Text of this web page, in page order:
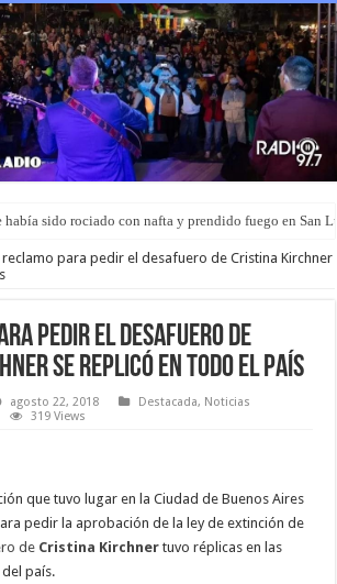
sido rociado con nafta y prendido fuego en San
reclamo para pedir el desafuero de Cristina Kirchner
pedir el desafuero de
se replicó en todo el país
agosto 22, 2018 Destacada, Noticias
319 Views
que tuvo lugar en la Ciudad de Buenos Aires
pedir la aprobación de la ley de extinción de
de Cristina Kirchner tuvo réplicas en las
país.